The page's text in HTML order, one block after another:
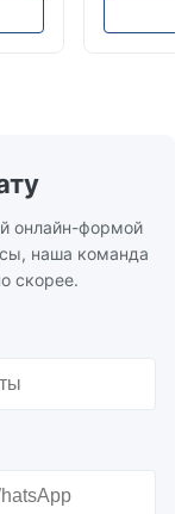
ANSI
онлайн-формой
наша команда
скорее.